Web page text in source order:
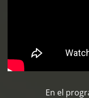
En el